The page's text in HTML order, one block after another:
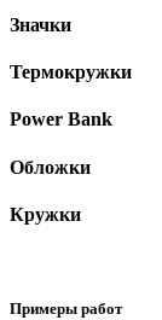
Значки
Термокружки
Power Bank
Обложки
Кружки
Примеры работ